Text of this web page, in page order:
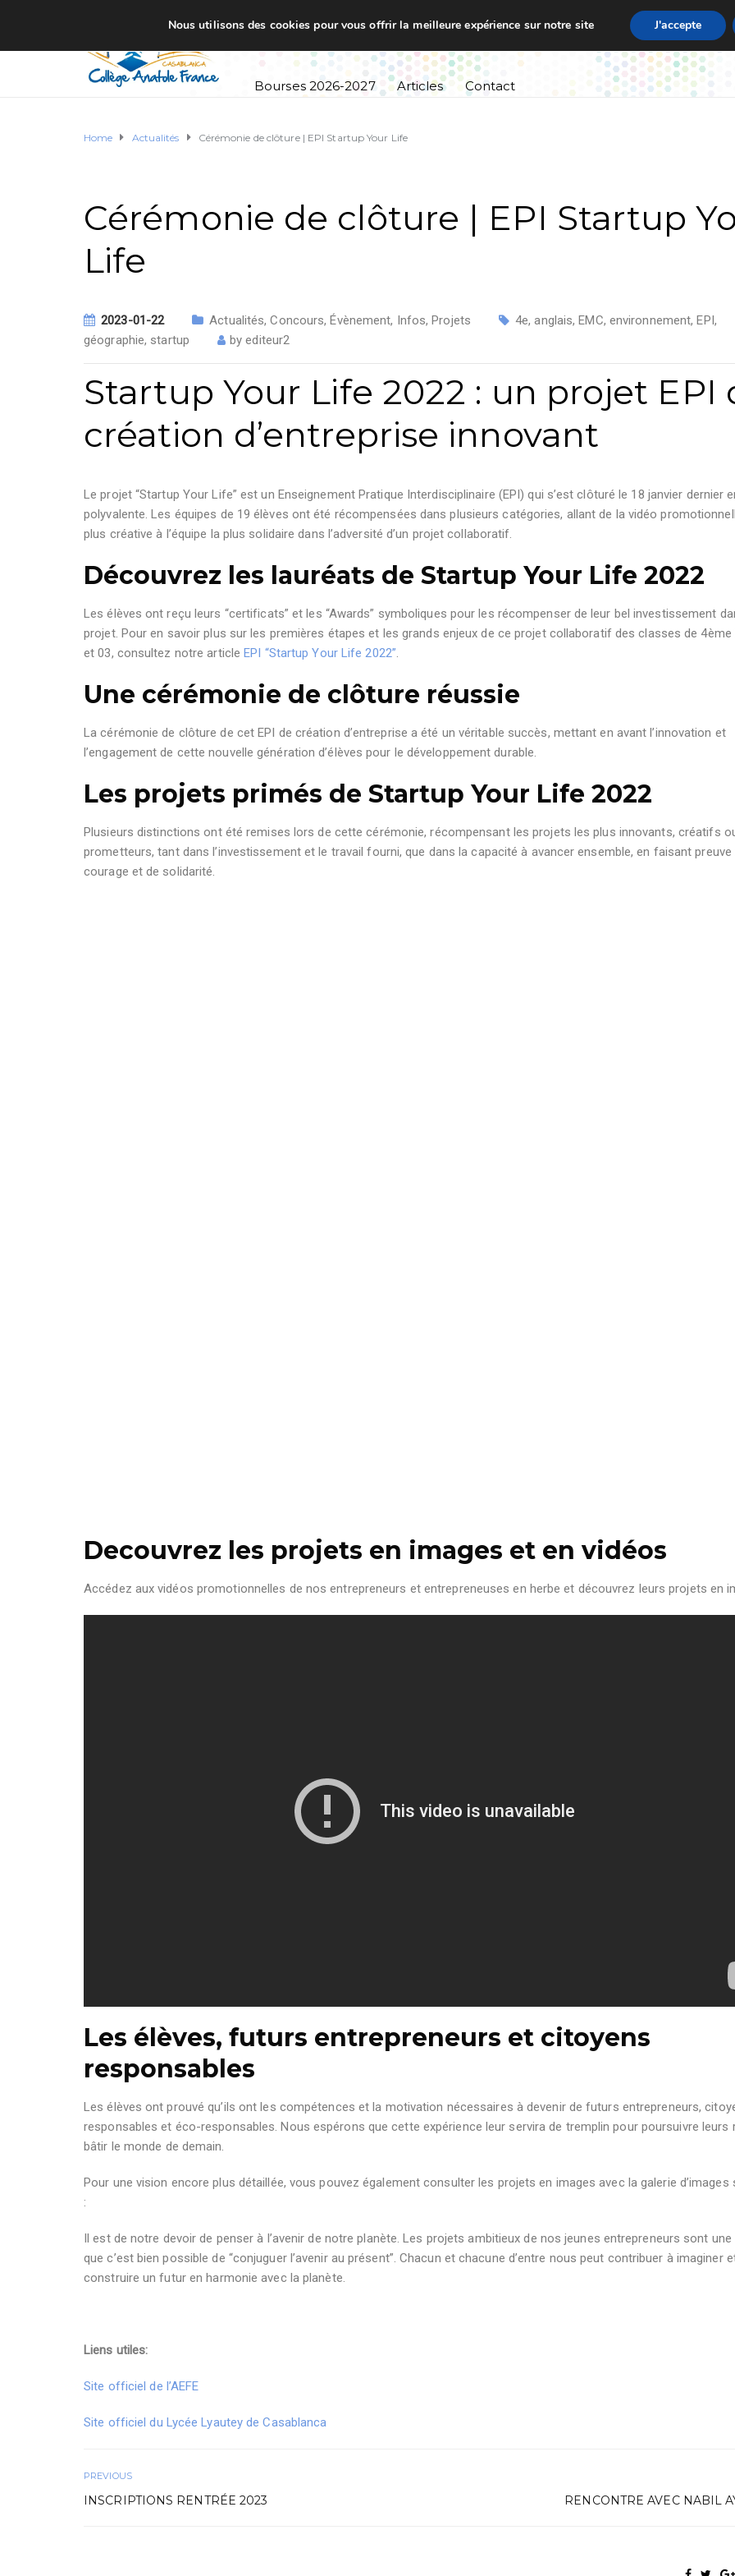
Cursus scolaire
Bourses 2026-2027 Articles Contact
Home Actualités Cérémonie de clôture | EPI Startup Your Life
Cérémonie de clôture | EPI Startup
Life
2023-01-22 Actualités,Concours,Évènement, Infos,Projets 4e,anglais,EMC, environnement,EPI,
géographie, startup byediteur2
Startup Your Life 2022 : un projet EPI
création d’entreprise innovant
Le projet “Startup Your Life” est un Enseignement Pratique Interdisciplinaire (EPI) qui s’est clôturé le 18 janvier dernier
polyvalente. Les équipes de 19 élèves ont été récompensées dans plusieurs catégories, allant de la vidéo
plus créative à l’équipe la plus solidaire dans l’adversité d’un projet collaboratif.
Découvrez les lauréats de Startup Your Life 2022
Les élèves ont reçu leurs “certificats” et les “Awards” symboliques pour les récompenser de leur bel investissement
projet. Pour en savoir plus sur les premières étapes et les grands enjeux de ce projet collaboratif des classes de 4ème
et 03, consultez notre articleEPI “Startup Your Life 2022”
Une cérémonie de clôture réussie
La cérémonie de clôture de cet EPI de création d’entreprise a été un véritable succès, mettant en avant l’innovation et
l’engagement de cette nouvelle génération d’élèves pour le développement durable.
Les projets primés de Startup Your Life 2022
Plusieurs distinctions ont été remises lors de cette cérémonie, récompensant les projets les plus innovants, créatifs
prometteurs, tant dans l’investissement et le travail fourni, que dans la capacité à avancer ensemble, en faisant preuve
courage et de solidarité.
Decouvrez les projets en images et en vidéos
Accédez aux vidéos promotionnelles de nos entrepreneurs et entrepreneuses en herbe et découvrez leurs projets en
Les élèves, futurs entrepreneurs et citoyens
responsables
Les élèves ont prouvé qu’ils ont les compétences et la motivation nécessaires à devenir de futurs entrepreneurs,
responsables et éco-responsables. Nous espérons que cette expérience leur servira de tremplin pour poursuivre leurs
bâtir le monde de demain.
Pour une vision encore plus détaillée, vous pouvez également consulter les projets en images avec la galerie d’images
:
Il est de notre devoir de penser à l’avenir de notre planète. Les projets ambitieux de nos jeunes entrepreneurs sont une
que c’est bien possible de “conjuguer l’avenir au présent”. Chacun et chacune d’entre nous peut contribuer à imaginer
construire un futur en harmonie avec la planète.
Liens utiles:
Site officiel de l’AEFE
Site officiel du Lycée Lyautey de Casablanca
PREVIOUS
INSCRIPTIONS RENTRÉE 2023 RENCONTRE AVEC NABIL
Nous utilisons des cookies pour vous offrir la meilleure expérience sur notre site J'accepte